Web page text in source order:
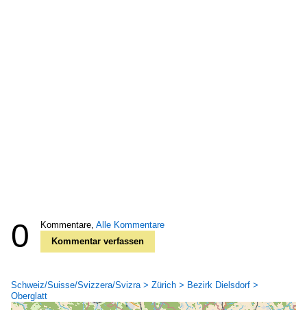
0 Kommentare, Alle Kommentare
Kommentar verfassen
Schweiz/Suisse/Svizzera/Svizra > Zürich > Bezirk Dielsdorf >
Oberglatt